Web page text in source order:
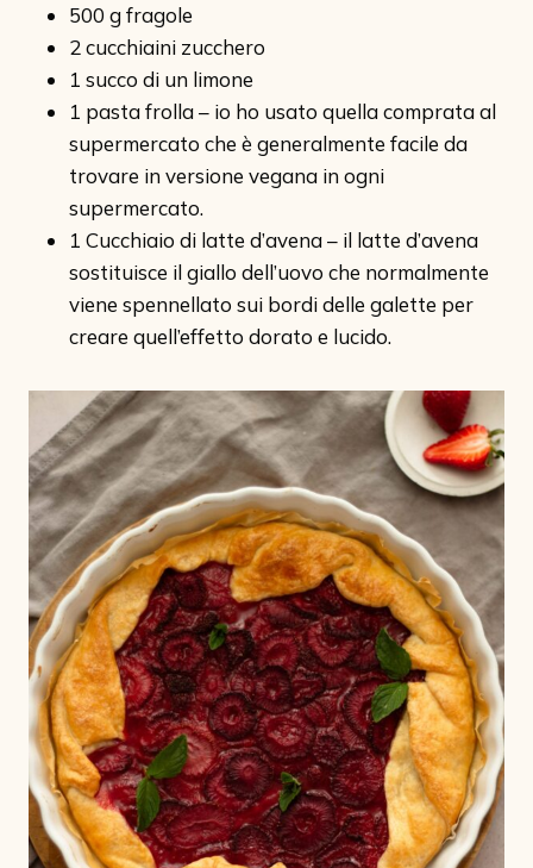
500 g fragole
2 cucchiaini zucchero
1 succo di un limone
1 pasta frolla – io ho usato quella comprata al
supermercato che è generalmente facile da
trovare in versione vegana in ogni
supermercato.
1 Cucchiaio di latte d’avena – il latte d’avena
sostituisce il giallo dell’uovo che normalmente
viene spennellato sui bordi delle galette per
creare quell’effetto dorato e lucido.